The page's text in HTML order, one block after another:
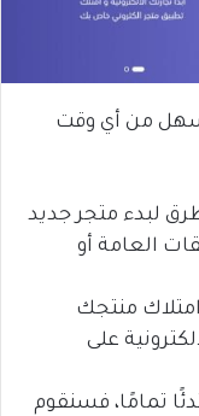
أسهل من أي وقت
لبدء متجر جديد
العامة أو
منتجك
على
تمامًا، فسنقوم